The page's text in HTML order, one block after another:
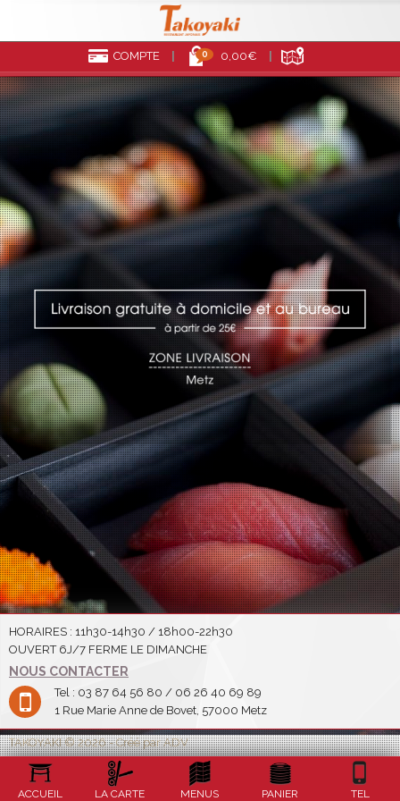
COMPTE 0 0,00€
HORAIRES : 11h30-14h30 / 18h00-22h30
OUVERT 6J/7 FERME LE DIMANCHE
NOUS CONTACTER
Tel : 03 87 64 56 80 / 06 26 40 69 89
1 Rue Marie Anne de Bovet, 57000 Metz
TAKOYAKI © 2026 - Créé par ADV
ACCUEIL LA CARTE MENUS PANIER TEL